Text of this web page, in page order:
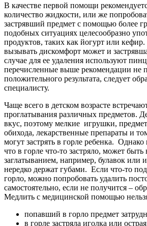
В качестве первой помощи
количество жидкости, или же
застрявший предмет с помощью более
подобных ситуациях целесообразно
продуктов, таких как йогурт или
вызывать дискомфорт может и
случае для ее удаления используют
перечисленные выше рекомендации не
положительного результата, следует
специалисту.
Чаще всего в детском возрасте
проглатывания различных предметов.
вкус, поэтому мелкие игрушки,
обихода, лекарственные препараты и
могут застрять в горле ребенка.
что в горле что-то застряло, может быть
заглатыванием, например, булавок или
нередко держат губами. Если что-то
горло, можно попробовать удалить
самостоятельно, если не получится –
Медлить с медицинской помощью
попавший в горло предмет
в горле застряла иголка или